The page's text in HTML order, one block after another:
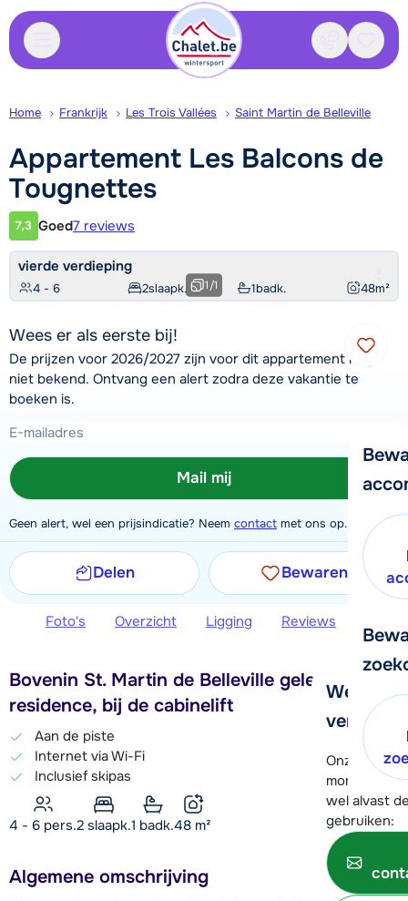
Contact
We
verder!
Onze
moment
wel alvast
gebruiken:
Home Frankrijk Les Trois Vallées Saint Martin de Belleville
Appartement Les Balcons de
Tougnettes
Klantwaardering
7,3 Goed7 reviews
vierde verdieping
4 - 6 2slaapk. 1badk. 48m²
1/1
Wees er als eerste bij!
De prijzen voor 2026/2027 zijn voor dit appartement nog
niet bekend. Ontvang een alert zodra deze vakantie te
boeken is.
Mail mij
Geen alert, wel een prijsindicatie? Neem contact met ons op.
Delen Bewaren
Foto's Overzicht Ligging Reviews
Bovenin St. Martin de Belleville gelegen
residence, bij de cabinelift
Aan de piste
Internet via Wi-Fi
Inclusief skipas
4 - 6 pers.2 slaapk.1 badk.48 m²
Algemene omschrijving